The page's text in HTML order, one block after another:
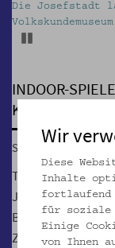
Die Josefstadt
INDOOR-SPIELE
Kreativ sein!
Sa, 18.01.2020, 13:30
Tanzen, Malen,
Jause, freies
Bezirk Josefstadt
Zusammenarbeit
Wir
Diese
Inhalte
fortlaufend
für soziale
Einige
von Ihnen